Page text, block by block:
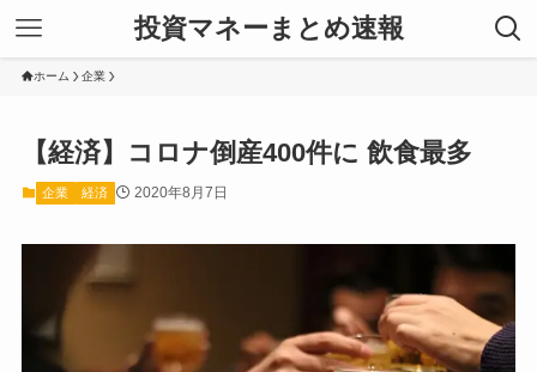
投資マネーまとめ速報
ホーム 企業
【経済】コロナ倒産400件に 飲食最多
企業 経済 2020年8月7日